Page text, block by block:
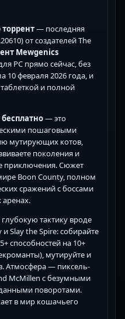
— последняя
от создателей The
Mewgenics
PC прямо сейчас, без
10 февраля 2026 года, и
и полной
— это
пошаговыми
мутирующих котов,
поколения и
приключения. Сюжет
Boon County, полном
сражений с боссами
тактику вроде
Slay the Spire: собирайте
способностей на 10+
мутируйте и
Атмосфера — пиксель-
McMillen с безумными
поворотами.
в мир кошачьего